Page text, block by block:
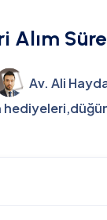
Alım
Av. Ali
hediyeleri,